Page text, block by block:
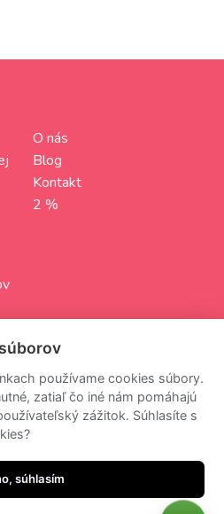
O nás
Blog
Kontakt
2 %
kedykoľvek odhlásiť.
používame cookies súbory.
zatiaľ čo iné nám pomáhajú
zážitok. Súhlasíte s
súhlasím